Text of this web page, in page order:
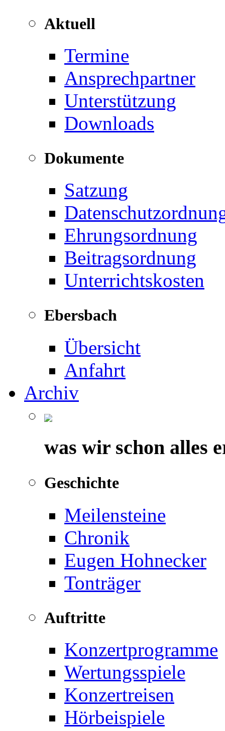
Aktuell
Termine
Ansprechpartner
Unterstützung
Downloads
Dokumente
Satzung
Ehrungsordnung
Beitragsordnung
Unterrichtskosten
Ebersbach
Übersicht
Anfahrt
Archiv
was wir schon alles
Geschichte
Meilensteine
Chronik
Eugen Hohnecker
Tonträger
Auftritte
Konzertprogramme
Wertungsspiele
Konzertreisen
Hörbeispiele